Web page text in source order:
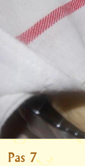
Pas 7